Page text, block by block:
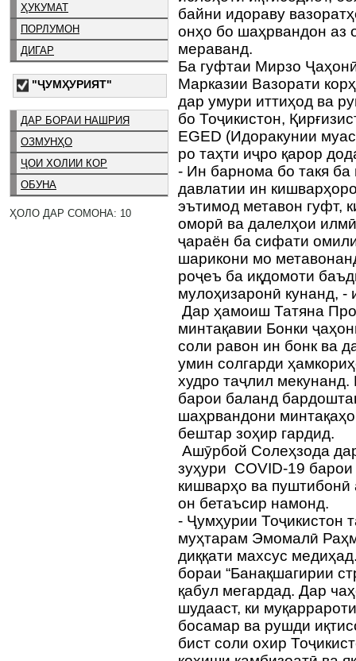
ҲУКУМАТ
ПОРЛУМОН
ДИГАР
"ҶУМҲУРИЯТ"
ДАР БОРАИ НАШРИЯ
ОЗМУНҲО
ҶОИ ХОЛИИ КОР
ОБУНА
ҲОЛО ДАР СОМОНА: 10
байни идораву
онҳо бо шаҳрвандон
мераванд.
Ба гуфтаи Мирзо
Марказии Вазорати
дар умури иттиҳод ва
бо Тоҷикистон,
EGED (Идоракунии
ро таҳти иҷро қарор
- Ин барнома бо такя ба
давлатии ин
эътимод метавон гуфт,
оморӣ ва далелҳои
ҷараён ба сифати
шарикони мо
роҷеъ ба иқдомоти
мулоҳизаронӣ кунанд,
Дар ҳамоиш Татяна
минтақавии Бонки
соли равон ин бонк ва
умин солгарди
худро таҷлил
барои баланд
шаҳрвандони
бештар зоҳир гардид.
Ашӯрбой Солеҳзода
зуҳури COVID-19
кишварҳо ва
он бетаъсир намонд.
- Ҷумҳурии Тоҷикистон
муҳтарам Эмомалӣ
диққати махсус
бораи “Банақшагирии
қабул мегардад. Дар
шудааст, ки
босамар ва рушди
бист соли охир